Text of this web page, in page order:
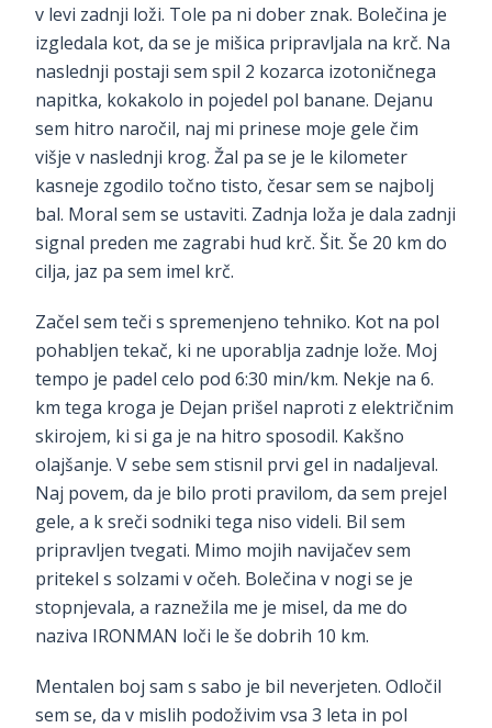
v levi zadnji loži. Tole pa ni dober znak. Bolečina je
izgledala kot, da se je mišica pripravljala na krč. Na
naslednji postaji sem spil 2 kozarca izotoničnega
napitka, kokakolo in pojedel pol banane. Dejanu
sem hitro naročil, naj mi prinese moje gele čim
višje v naslednji krog. Žal pa se je le kilometer
kasneje zgodilo točno tisto, česar sem se najbolj
bal. Moral sem se ustaviti. Zadnja loža je dala zadnji
signal preden me zagrabi hud krč. Šit. Še 20 km do
cilja, jaz pa sem imel krč.
Začel sem teči s spremenjeno tehniko. Kot na pol
pohabljen tekač, ki ne uporablja zadnje lože. Moj
tempo je padel celo pod 6:30 min/km. Nekje na 6.
km tega kroga je Dejan prišel naproti z električnim
skirojem, ki si ga je na hitro sposodil. Kakšno
olajšanje. V sebe sem stisnil prvi gel in nadaljeval.
Naj povem, da je bilo proti pravilom, da sem prejel
gele, a k sreči sodniki tega niso videli. Bil sem
pripravljen tvegati. Mimo mojih navijačev sem
pritekel s solzami v očeh. Bolečina v nogi se je
stopnjevala, a raznežila me je misel, da me do
naziva IRONMAN loči le še dobrih 10 km.
Mentalen boj sam s sabo je bil neverjeten. Odločil
sem se, da v mislih podoživim vsa 3 leta in pol